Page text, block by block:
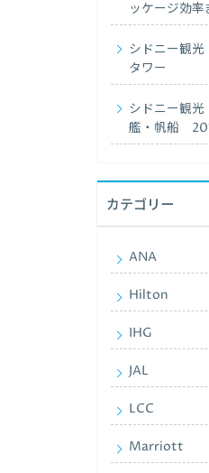
ッケージ効率
シドニー観
タワー
シドニー観
艦・帆船
カテゴリー
ANA
Hilton
IHG
JAL
LCC
Marriott